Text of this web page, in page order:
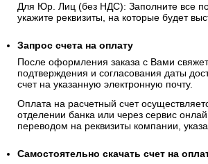
Для Юр. Лиц (без НДС): Заполните все
укажите реквизиты, на которые будет
Запрос счета на оплату
После оформления заказа с Вами
подтверждения и согласования даты
счет на указанную электронную почту.
Оплата на расчетный счет
отделении банка или через сервис
переводом на реквизиты компании,
Самостоятельно скачать счет на